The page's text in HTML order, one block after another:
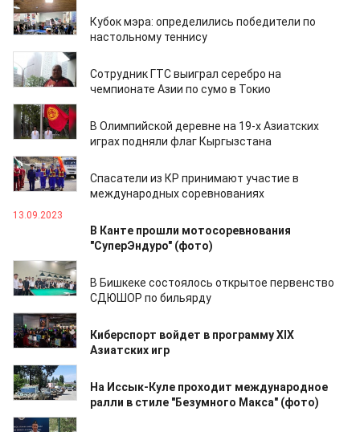
27.10.2023
Кубок мэра: определились победители по
настольному теннису
17.10.2023
Сотрудник ГТС выиграл серебро на
чемпионате Азии по сумо в Токио
22.09.2023
В Олимпийской деревне на 19-х Азиатских
играх подняли флаг Кыргызстана
15.09.2023
Спасатели из КР принимают участие в
международных соревнованиях
13.09.2023
В Канте прошли мотосоревнования
"СуперЭндуро" (фото)
11.09.2023
В Бишкеке состоялось открытое первенство
СДЮШОР по бильярду
29.08.2023
Киберспорт войдет в программу XIX
Азиатских игр
01.07.2023
На Иссык-Куле проходит международное
ралли в стиле "Безумного Макса" (фото)
14.06.2023